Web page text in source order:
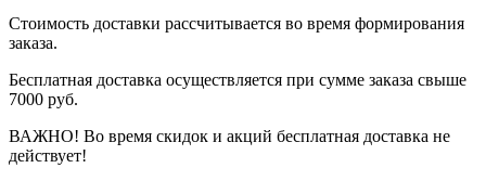
Стоимость доставки рассчитывается во время формирования
заказа.
Бесплатная доставка осуществляется при сумме заказа свыше
7000 руб.
ВАЖНО! Во время скидок и акций бесплатная доставка не
действует!